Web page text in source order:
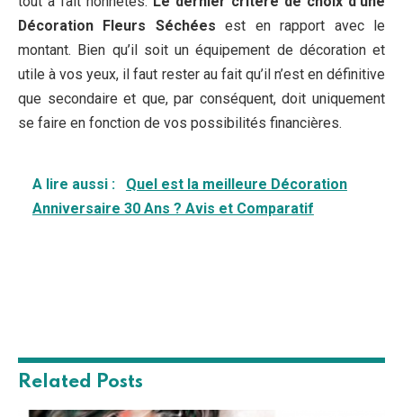
Décoration Fleurs Séchées est en rapport avec le
montant. Bien qu’il soit un équipement de décoration et
utile à vos yeux, il faut rester au fait qu’il n’est en définitive
que secondaire et que, par conséquent, doit uniquement
se faire en fonction de vos possibilités financières.
A lire aussi :
Quel est la meilleure Décoration
Anniversaire 30 Ans ? Avis et Comparatif
Related Posts